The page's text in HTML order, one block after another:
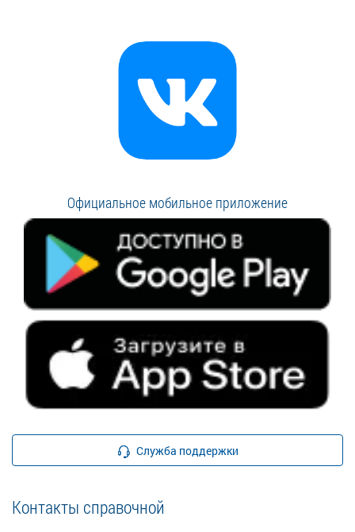
Официальное мобильное приложение
Служба поддержки
Контакты справочной